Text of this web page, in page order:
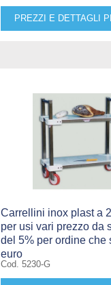
PREZZI E DETTAGLI
Carrellini inox plast a
per usi vari prezzo da
del 5% per ordine che
euro
Cod. 5230-G